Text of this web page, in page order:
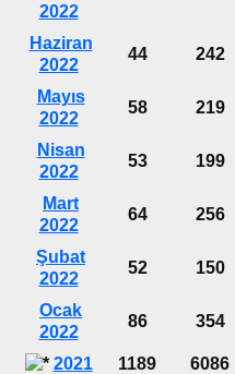
2022
Haziran
2022
44 242
Mayıs
2022
58 219
Nisan
2022
53 199
Mart
2022
64 256
Şubat
2022
52 150
Ocak
2022
86 354
2021 1189 6086